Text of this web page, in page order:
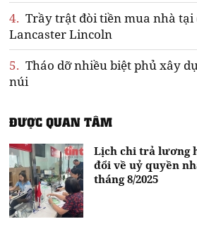
4. Trầy trật đòi tiền mua nhà tại
Lancaster Lincoln
5. Tháo dỡ nhiều biệt phủ xây
núi
ĐƯỢC QUAN TÂM
Lịch chi trả lương
đổi về uỷ quyền
tháng 8/2025